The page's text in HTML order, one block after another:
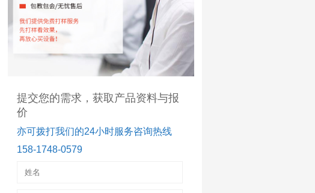
提交您的需求，获取产品资料与报
价
亦可拨打我们的24小时服务咨询热线
158-1748-0579